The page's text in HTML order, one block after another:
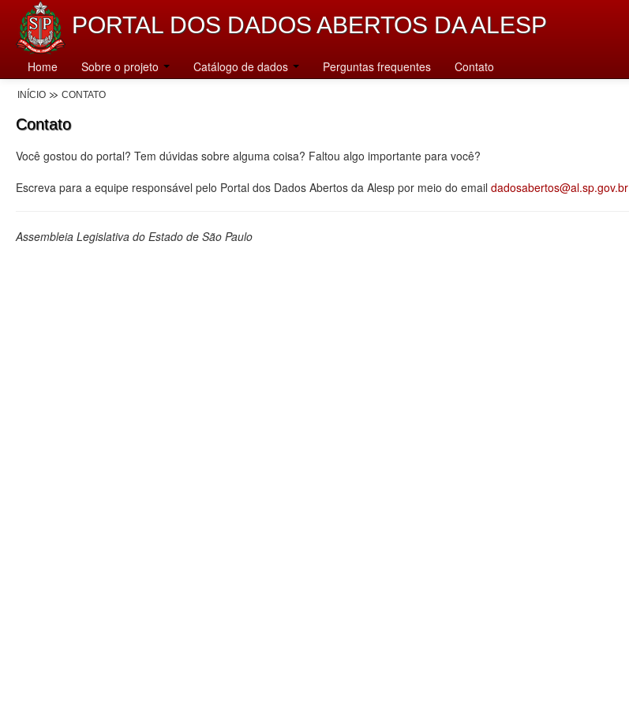
PORTAL DOS DADOS ABERTOS DA ALESP
Home Sobre o projeto Catálogo de dados Perguntas frequentes Contato
INÍCIO CONTATO
Contato
Você gostou do portal? Tem dúvidas sobre alguma coisa? Faltou algo importante para você?
Escreva para a equipe responsável pelo Portal dos Dados Abertos da Alesp por meio do email dadosabertos@al.sp.gov.br
Assembleia Legislativa do Estado de São Paulo